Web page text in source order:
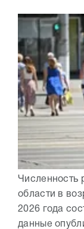
Численность
области в
2026 года
данные